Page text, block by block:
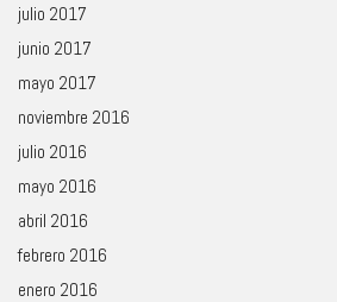
julio 2017
junio 2017
mayo 2017
noviembre 2016
julio 2016
mayo 2016
abril 2016
febrero 2016
enero 2016